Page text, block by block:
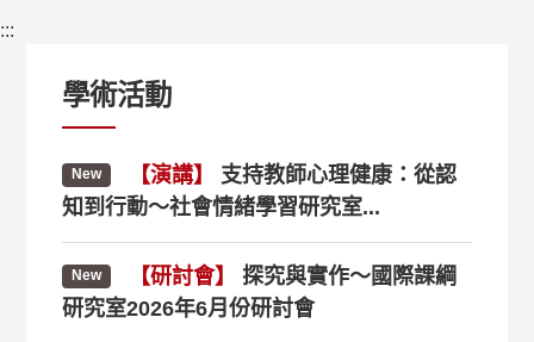
:::
學術活動
New 【演講】
支持教師心理健康：從認
知到行動～社會情緒學習研究室...
New 【研討會】
探究與實作～國際課綱
研究室2026年6月份研討會